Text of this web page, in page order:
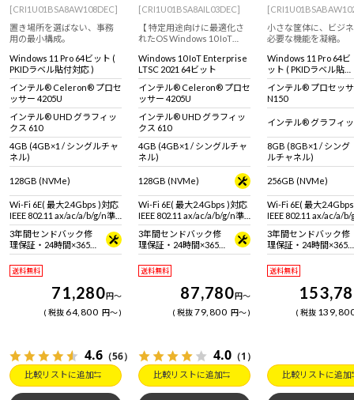
[CRI1U01BSA8AW108DEC]
置き場所を選ばない、事務
用の最小構成。
Windows 11 Pro 64ビット (
PKIDラベル貼付対応 )
インテル® Celeron® プロセ
ッサー 4205U
インテル® UHD グラフィッ
クス 610
4GB (4GB×1 / シングルチャ
ネル)
128GB (NVMe)
Wi-Fi 6E( 最大2.4Gbps )対応
IEEE 802.11 ax/ac/a/b/g/n準
拠 ＋ Bluetooth 5内蔵
3年間センドバック修
理保証・24時間×365
日電話サポート
送料無料
71,280円～
税抜 64,800 円～
4.6 （56）
比較リストに追加
[CRI1U01BSA8AIL03DEC]
【 特定用途向けに最適化さ
れたOS Windows 10 IoT
とは異なります。 ※詳しく
は商品説明欄、Windows 10
IoT Enterprise特設ページを
ご覧ください】コンパクト
デスクトップパソコン！
Windows 10 IoT Enterprise
LTSC 2021 64ビット
インテル® Celeron® プロセ
ッサー 4205U
インテル® UHD グラフィッ
クス 610
4GB (4GB×1 / シングルチャ
ネル)
128GB (NVMe)
Wi-Fi 6E( 最大2.4Gbps )対応
IEEE 802.11 ax/ac/a/b/g/n準
拠 ＋ Bluetooth 5内蔵
3年間センドバック修
理保証・24時間×365
日電話サポート
送料無料
87,780円～
税抜79,800 円～
4.0 （1）
比較リストに追加
小さな筐体に、ビジ
必要な機能を凝縮。
Windows 11 Pro 64ビ
ット ( PKIDラベル貼付
対応 )
インテル® プロセッ
N150
インテル® グラフィ
8GB (8GB×1 / シング
ルチャネル)
256GB (NVMe)
Wi-Fi 6E( 最大
IEEE 802.11 ax/ac/a/
拠 ＋ Bluetooth 5内蔵
3年間センドバック修
理保証・24時間×365
日電話サポート
送料無料
税抜
比較リストに追加